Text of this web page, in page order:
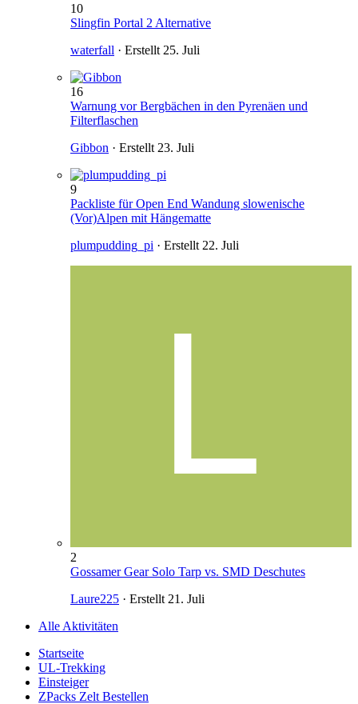
10
Slingfin Portal 2 Alternative
waterfall · Erstellt 25. Juli
16
Warnung vor Bergbächen in den Pyrenäen und
Filterflaschen
Gibbon · Erstellt 23. Juli
9
Packliste für Open End Wandung slowenische
(Vor)Alpen mit Hängematte
plumpudding_pi · Erstellt 22. Juli
2
Gossamer Gear Solo Tarp vs. SMD Deschutes
Laure225 · Erstellt 21. Juli
Alle Aktivitäten
Startseite
UL-Trekking
Einsteiger
ZPacks Zelt Bestellen